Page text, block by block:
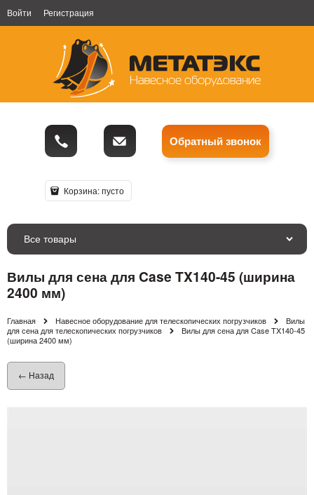
Войти Регистрация
Обратный звонок
Корзина:пусто
Все товары
Вилы для сена для Case TX140-45 (ширина
2400 мм)
Главная Навесное оборудование для телескопических погрузчиков
Вилы
для сена для телескопических погрузчиков
Вилы для сена для Case TX140-45
(ширина 2400 мм)
← Назад